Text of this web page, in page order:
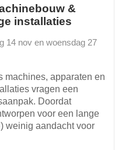
&
installaties
14 nov en woensdag 27
machines, apparaten en
vragen een
Doordat
voor een lange
weinig aandacht voor